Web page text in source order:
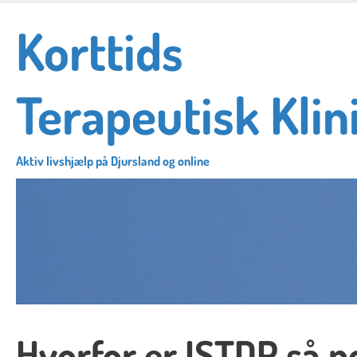
main
content
Korttids
Terapeutisk
Aktiv livshjælp på Djursland og online